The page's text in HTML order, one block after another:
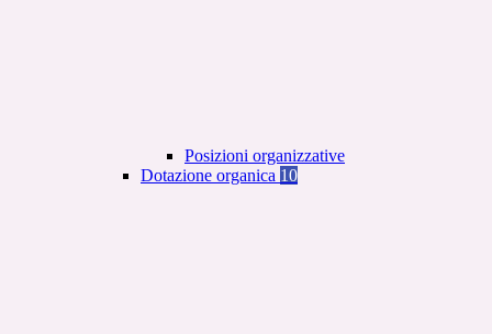
Posizioni organizzative
Dotazione organica 10